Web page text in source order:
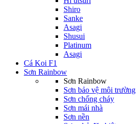
Shiro
Sanke
Asagi
Shusui
Platinum
Asagi
Cá Koi F1
Sơn Rainbow
Sơn Rainbow
Sơn bảo vệ môi trường
Sơn chống cháy
Sơn mái nhà
Sơn nền